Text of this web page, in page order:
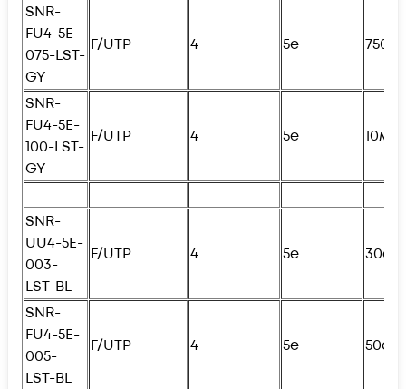
SNR-
FU4-5E-
075-LST-
GY
F/UTP 4 5e
SNR-
FU4-5E-
100-LST-
GY
F/UTP 4 5e 10м
SNR-
UU4-5E-
003-
LST-BL
F/UTP 4 5e 30см
SNR-
FU4-5E-
005-
LST-BL
F/UTP 4 5e 50см